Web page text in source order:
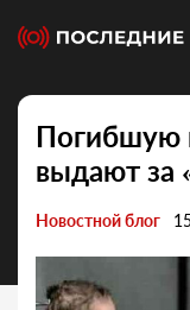
Погибшую
выдают за
Новостной блог